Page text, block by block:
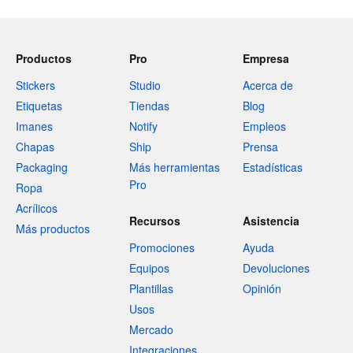
Productos
Stickers
Etiquetas
Imanes
Chapas
Packaging
Ropa
Acrílicos
Más productos
Pro
Studio
Tiendas
Notify
Ship
Más herramientas
Pro
Empresa
Acerca de
Blog
Empleos
Prensa
Estadísticas
Recursos
Promociones
Equipos
Plantillas
Usos
Mercado
Integraciones
Asistencia
Ayuda
Devoluciones
Opinión